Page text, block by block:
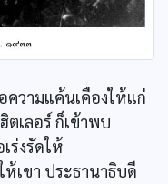
วามแค้นเคืองให้แก่
เลอร์ ก็เข้าพบ
ร่งรัดให้
เขา ประธานาธิบดี